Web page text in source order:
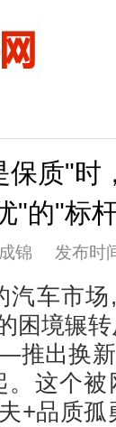
质"时
"的"标
锦 发布时
车市场,
困境辗
推出换
。这个
+品质孤